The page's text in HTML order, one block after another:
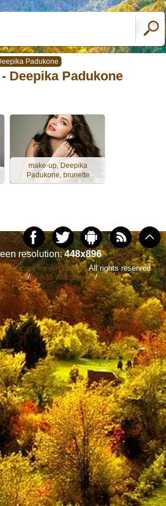
Padukone
Deepika Padukone
make-up, Deepika
Padukone, brunette
resolution:448x896
for-desktop.euAll rights reserved
/+ Add Wallpapers/Privacy policy